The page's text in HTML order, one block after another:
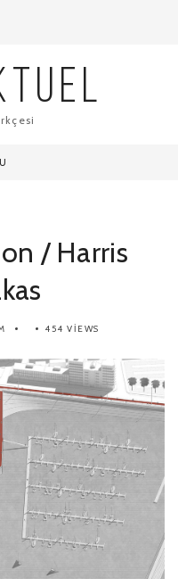
/ Harris
454 VIEWS